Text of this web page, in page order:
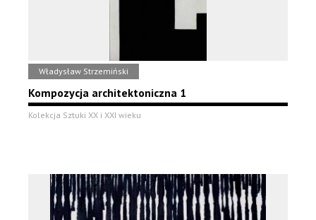
Władysław Strzemiński
Kompozycja architektoniczna 1
Kolekcja Sztuki XX i XXI wieku